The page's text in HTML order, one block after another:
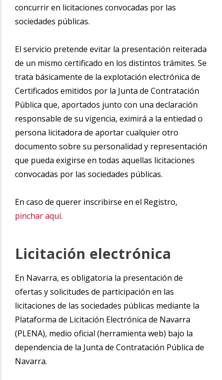
concurrir en licitaciones convocadas por las
sociedades públicas.
El servicio pretende evitar la presentación reiterada
de un mismo certificado en los distintos trámites. Se
trata básicamente de la explotación electrónica de
Certificados emitidos por la Junta de Contratación
Pública que, aportados junto con una declaración
responsable de su vigencia, eximirá a la entiedad o
persona licitadora de aportar cualquier otro
documento sobre su personalidad y representación
que pueda exigirse en todas aquellas licitaciones
convocadas por las sociedades públicas.
En caso de querer inscribirse en el Registro,
pinchar aquí.
Licitación electrónica
En Navarra, es obligatoria la presentación de
ofertas y solicitudes de participación en las
licitaciones de las sociedades públicas mediante la
Plataforma de Licitación Electrónica de Navarra
(PLENA), medio oficial (herramienta web) bajo la
dependencia de la Junta de Contratación Pública de
Navarra.